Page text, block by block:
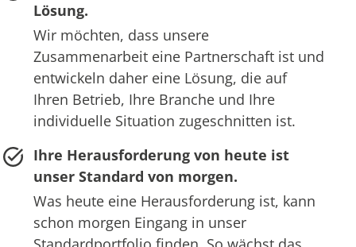
Lösung.
Wir möchten, dass unsere
Zusammenarbeit eine Partnerschaft ist und
entwickeln daher eine Lösung, die auf
Ihren Betrieb, Ihre Branche und Ihre
individuelle Situation zugeschnitten ist.
Ihre Herausforderung von heute ist
unser Standard von morgen.
Was heute eine Herausforderung ist, kann
schon morgen Eingang in unser